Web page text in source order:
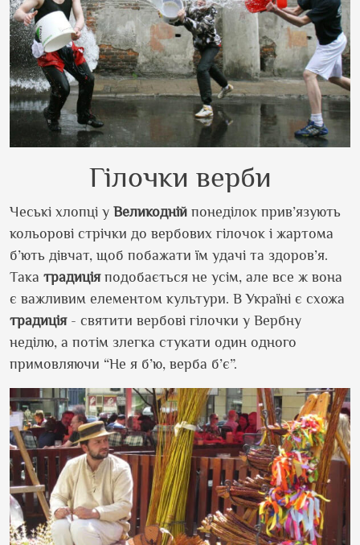
Гілочки верби
Чеські хлопці у Великодній понеділок прив’язують
кольорові стрічки до вербових гілочок і жартома
б’ють дівчат, щоб побажати їм удачі та здоров’я.
Така традиціяподобається не усім, але все ж вона
є важливим елементом культури. В Україні є схожа
традиція- святити вербові гілочки у Вербну
неділю, а потім злегка стукати один одного
примовляючи “Не я б’ю, верба б’є”.